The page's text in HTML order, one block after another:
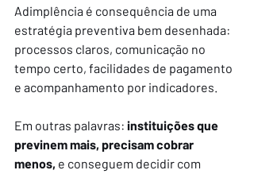
Adimplência é consequência de uma
estratégia preventiva bem desenhada:
processos claros, comunicação no
tempo certo, facilidades de pagamento
e acompanhamento por indicadores.
Em outras palavras: instituições que
previnem mais, precisam cobrar
menos, e conseguem decidir com